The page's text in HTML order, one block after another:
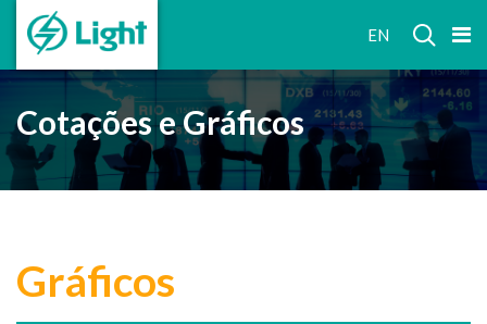
EN
Cotações e Gráficos
Gráficos